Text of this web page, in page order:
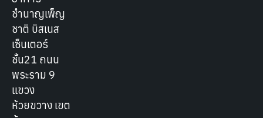
ชำนาญเพ็ญ
ชาติ บิสเนส
เซ็นเตอร์
ชั้น21 ถนน
พระราม 9
แขวง
ห้วยขวาง เขต